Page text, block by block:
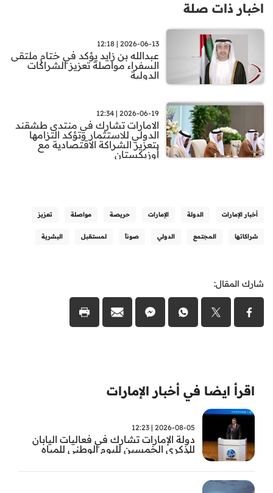
اخبار ذات صلة
2026-06-13 | 12:18
عبدالله بن زايد يؤكد في ختام ملتقى
السفراء مواصلة تعزيز الشراكات
الدولية
2026-06-19 | 12:34
الامارات تشارك في منتدى طشقند
الدولي للاستثمار وتؤكد التزامها
بتعزيز الشراكة الاقتصادية مع
أوزبكستان
أخبار الإمارات الدولة الإمارات حريصة مواصلة تعزيز
شراكاتها المجتمع الدولي صوناً لمستقبل البشرية
شارك المقال:
اقرأ ايضا في أخبار الإمارات
2026-08-05 | 12:23
دولة الإمارات تشارك في فعاليات اليابان
للذكرى الخمسين لليوم الوطني للمياه